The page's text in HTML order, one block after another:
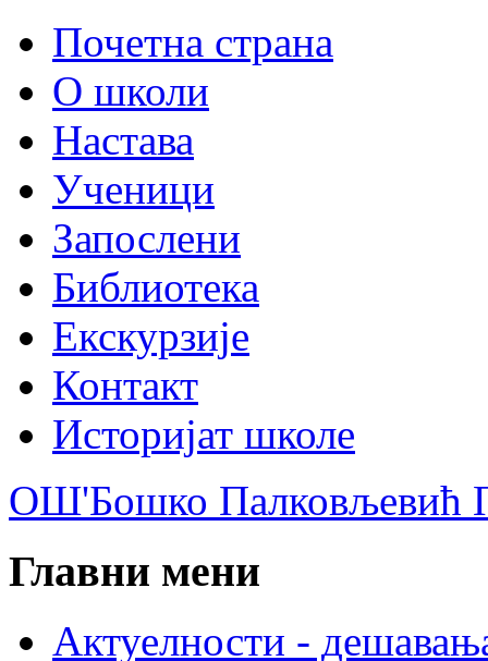
Почетна страна
О школи
Настава
Ученици
Запослени
Библиотека
Екскурзије
Контакт
Историјат школе
ОШ'Бошко Палковљевић
Главни мени
Актуелности -